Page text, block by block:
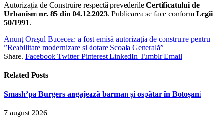
Autorizația de Construire respectă prevederile Certificatului de
Urbanism nr. 85 din 04.12.2023. Publicarea se face conform Legii
50/1991.
Anunț Orașul Bucecea: a fost emisă autorizația de construire pentru
”Reabilitare modernizare și dotare Școala Generală”
Share. Facebook Twitter Pinterest LinkedIn Tumblr Email
Related Posts
Smash’pa Burgers angajează barman și ospătar în Botoșani
7 august 2026